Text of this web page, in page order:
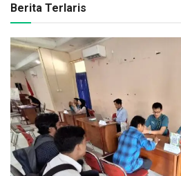
Berita Terlaris